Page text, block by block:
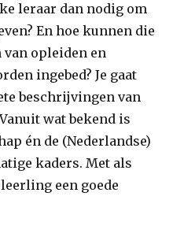
leraar dan nodig om
En hoe kunnen die
opleiden en
ingebed? Je gaat
beschrijvingen van
wat bekend is
én de (Nederlandse)
kaders. Met als
een goede